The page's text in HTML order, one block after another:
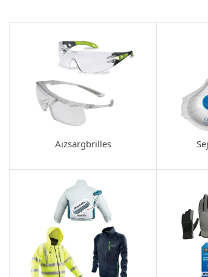
Aizsargbrilles